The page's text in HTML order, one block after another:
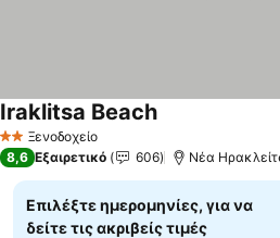
2 ΑστέριαΞενοδοχείο
Iraklitsa Beach
8,6 Εξαιρετικό 606 Νέα
Επιλέξτε ημερομηνίες, για να
δείτε τις ακριβείς τιμές